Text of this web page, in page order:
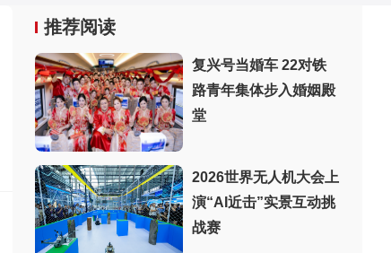
推荐阅读
复兴号当婚车 22对铁
路青年集体步入婚姻殿
堂
2026世界无人机大会上
演“AI近击”实景互动挑
战赛